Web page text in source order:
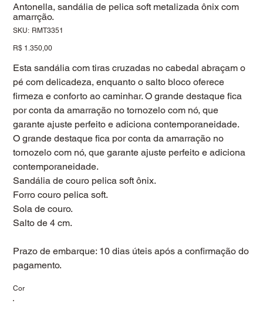
Antonella, sandália de pelica soft metalizada ônix com
amarrção.
SKU: SKU
RMT3351
Preço
R$ 1.350,00
Esta sandália com tiras cruzadas no cabedal abraçam o
pé com delicadeza, enquanto o salto bloco oferece
firmeza e conforto ao caminhar. O grande destaque fica
por conta da amarração no tornozelo com nó, que
garante ajuste perfeito e adiciona contemporaneidade.
O grande destaque fica por conta da amarração no
tornozelo com nó, que garante ajuste perfeito e adiciona
contemporaneidade.
Sandália de couro pelica soft ônix.
Forro couro pelica soft.
Sola de couro.
Salto de 4 cm.
Prazo de embarque: 10 dias úteis após a confirmação do
pagamento.
Cor